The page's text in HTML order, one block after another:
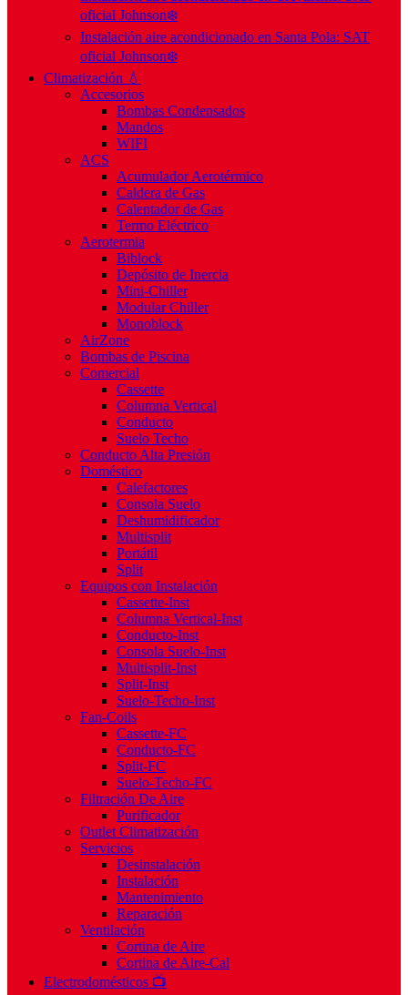
oficial Johnson❄️
Instalación aire acondicionado en Santa Pola: SAT
oficial Johnson❄️
Climatización 💧
Accesorios
Bombas Condensados
Mandos
WIFI
ACS
Acumulador Aerotérmico
Caldera de Gas
Calentador de Gas
Termo Eléctrico
Aerotermia
Biblock
Depósito de Inercia
Mini-Chiller
Modular Chiller
Monoblock
AirZone
Bombas de Piscina
Comercial
Cassette
Columna Vertical
Conducto
Suelo Techo
Conducto Alta Presión
Doméstico
Calefactores
Consola Suelo
Deshumidificador
Multisplit
Portátil
Split
Equipos con Instalación
Cassette-Inst
Columna Vertical-Inst
Conducto-Inst
Consola Suelo-Inst
Multisplit-Inst
Split-Inst
Suelo-Techo-Inst
Fan-Coils
Cassette-FC
Conducto-FC
Split-FC
Suelo-Techo-FC
Filtración De Aire
Purificador
Outlet Climatización
Servicios
Desinstalación
Instalación
Mantenimiento
Reparación
Ventilación
Cortina de Aire
Cortina de Aire-Cal
Electrodomésticos 📺